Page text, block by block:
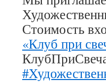
Стоимость
«Клуб при